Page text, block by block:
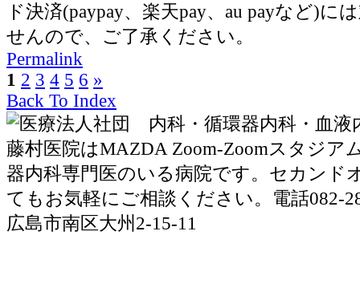
ド決済(paypay、楽天pay、au payなど)に
せんので、ご了承ください。
Permalink
1 2 3 4 5 6 »
Back To Index